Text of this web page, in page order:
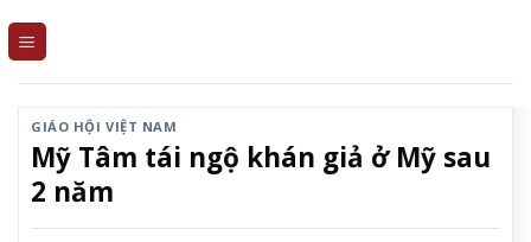
GIÁO HỘI VIỆT NAM
Mỹ Tâm tái ngộ khán giả ở Mỹ sau
2 năm